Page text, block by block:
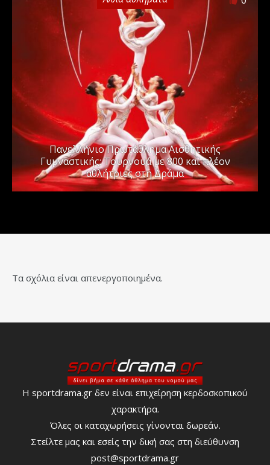
Πανελλήνιο Πρωτάθλημα Αισθητικής
Γυμναστικής: Τουρνουά με 800 και πλέον
αθλήτριες στη Δράμα
Τα σχόλια είναι απενεργοποιημένα.
Η sportdrama.gr δεν είναι επιχείρηση κερδοσκοπικού
χαρακτήρα.
Όλες οι καταχωρήσεις γίνονται δωρεάν.
Στείλτε μας και εσείς την δική σας στη διεύθυνση
post@sportdrama.gr